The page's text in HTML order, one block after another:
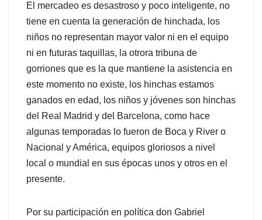
El mercadeo es desastroso y poco inteligente, no
tiene en cuenta la generación de hinchada, los
niños no representan mayor valor ni en el equipo
ni en futuras taquillas, la otrora tribuna de
gorriones que es la que mantiene la asistencia en
este momento no existe, los hinchas estamos
ganados en edad, los niños y jóvenes son hinchas
del Real Madrid y del Barcelona, como hace
algunas temporadas lo fueron de Boca y River o
Nacional y América, equipos gloriosos a nivel
local o mundial en sus épocas unos y otros en el
presente.
Por su participación en política don Gabriel